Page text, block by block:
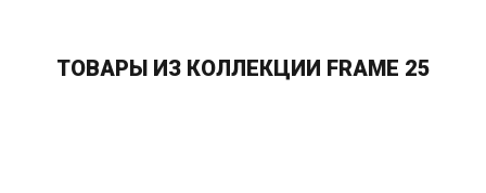
ТОВАРЫ ИЗ КОЛЛЕКЦИИ FRAME 25